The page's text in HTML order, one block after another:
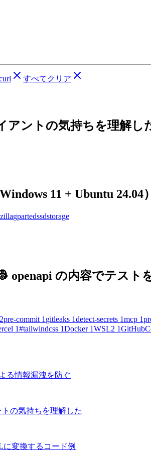
すべてクリア
アントの気持ちを理解し
11 + Ubuntu 24.04
gpartedssdstorage
openapi の内容でテスト
2pre-commit 1 gitleaks 1detect-secrets 1mcp 1
1#tailwindcss 1Docker 1WSL2 1
る情報漏洩を防ぐ
の気持ちを理解した
変換するコード例